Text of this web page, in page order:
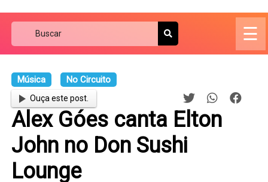
☰
Música No Circuito
Ouça este post.
Alex Góes canta Elton
John no Don Sushi
Lounge